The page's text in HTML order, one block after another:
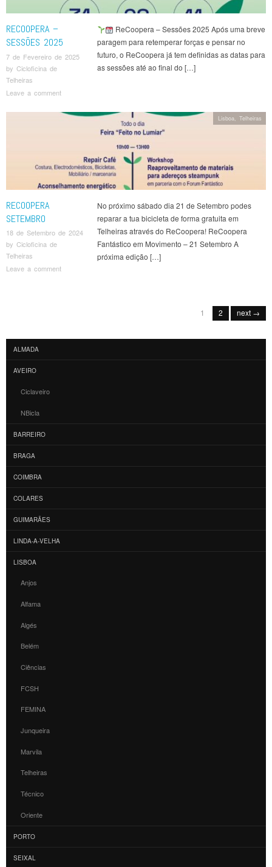
RECOOPERA –
SESSÕES 2025
7 de Fevereiro de 2025
by Cicloficina de
Telheiras
Leave a comment
ReCoopera – Sessões 2025 Após uma breve
paragem para retemperar forças e pensar no
futuro, o ReCoopera já tem definidas as datas para
as sessões até ao final do […]
RECOOPERA
SETEMBRO
18 de Setembro de 2024
by Cicloficina de
Telheiras
Leave a comment
No próximo sábado dia 21 de Setembro podes
reparar a tua bicicleta de forma gratuita em
Telheiras através do ReCoopera! ReCoopera
Fantástico em Movimento – 21 Setembro A
próxima edição […]
Lisboa, Telheiras
1 2 next →
ALMADA
AVEIRO
Ciclaveiro
NBicla
BARREIRO
BRAGA
COIMBRA
COLARES
GUIMARÃES
LINDA-A-VELHA
LISBOA
Anjos
Alfama
Algés
Belém
Ciências
FCSH
FEMINA
Junqueira
Marvila
Telheiras
Técnico
Oriente
PORTO
SEIXAL